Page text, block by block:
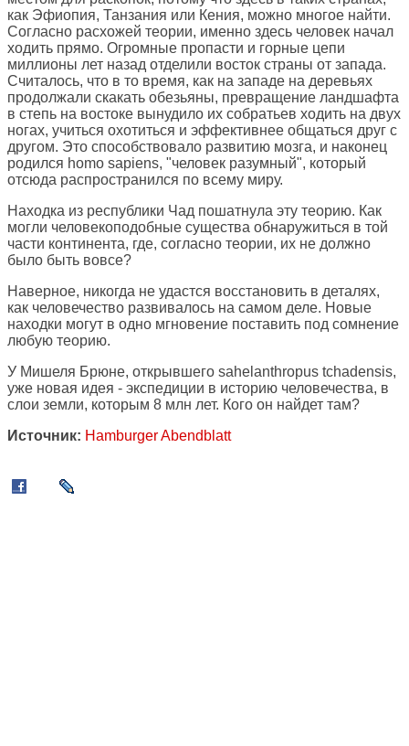
как Эфиопия, Танзания или Кения, можно многое найти.
Согласно расхожей теории, именно здесь человек начал
ходить прямо. Огромные пропасти и горные цепи
миллионы лет назад отделили восток страны от запада.
Считалось, что в то время, как на западе на деревьях
продолжали скакать обезьяны, превращение ландшафта
в степь на востоке вынудило их собратьев ходить на двух
ногах, учиться охотиться и эффективнее общаться друг с
другом. Это способствовало развитию мозга, и наконец
родился homo sapiens, "человек разумный", который
отсюда распространился по всему миру.
Находка из республики Чад пошатнула эту теорию. Как
могли человекоподобные существа обнаружиться в той
части континента, где, согласно теории, их не должно
было быть вовсе?
Наверное, никогда не удастся восстановить в деталях,
как человечество развивалось на самом деле. Новые
находки могут в одно мгновение поставить под сомнение
любую теорию.
У Мишеля Брюне, открывшего sahelanthropus tchadensis,
уже новая идея - экспедиции в историю человечества, в
слои земли, которым 8 млн лет. Кого он найдет там?
Источник: Hamburger Abendblatt